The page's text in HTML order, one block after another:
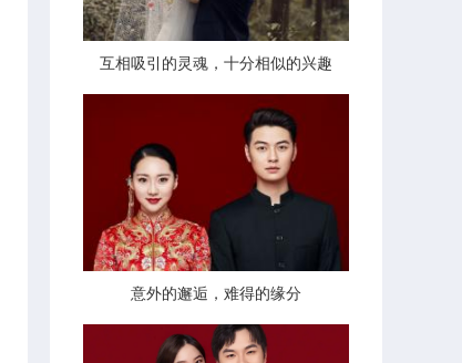
互相吸引的灵魂，十分相似的兴趣
意外的邂逅，难得的缘分